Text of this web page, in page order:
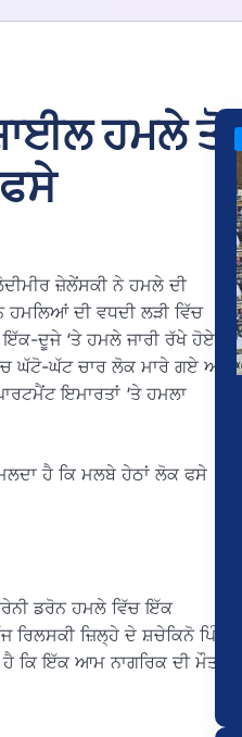
ਹਮਲੇ ਤੋਂ
ਜ਼ੇਲੇਂਸਕੀ ਨੇ ਹਮਲੇ ਦੀ
ਦੀ ਵਧਦੀ ਲੜੀ ਵਿੱਚ
ਦੂਜੇ ‘ਤੇ ਹਮਲੇ ਜਾਰੀ ਰੱਖੇ ਹੋਏ
ਘੱਟੋ-ਘੱਟ ਚਾਰ ਲੋਕ ਮਾਰੇ ਗਏ ਅਤੇ
ਇਮਾਰਤਾਂ ‘ਤੇ ਹਮਲਾ
ਹੈ ਕਿ ਮਲਬੇ ਹੇਠਾਂ ਲੋਕ ਫਸੇ
ਡਰੋਨ ਹਮਲੇ ਵਿੱਚ ਇੱਕ
ਜ਼ਿਲ੍ਹੇ ਦੇ ਸ਼ਚੇਕਿਨੋ ਪਿੰਡ
ਹੈ ਕਿ ਇੱਕ ਆਮ ਨਾਗਰਿਕ ਦੀ ਮੌਤ